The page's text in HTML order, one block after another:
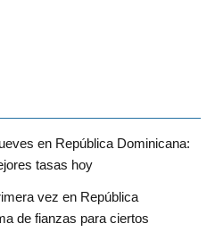
en República Dominicana:
tasas hoy
vez en República
de fianzas para ciertos